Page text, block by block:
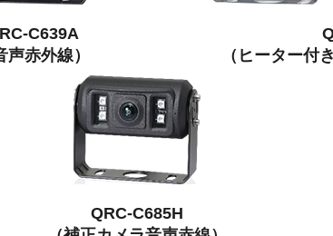
C639A
声赤外線）
（ヒーター付
QRC-C685H